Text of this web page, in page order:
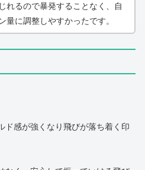
れるので暴発することなく、自
量に調整しやすかったです。
ド感が強くなり飛びが落ち着く印